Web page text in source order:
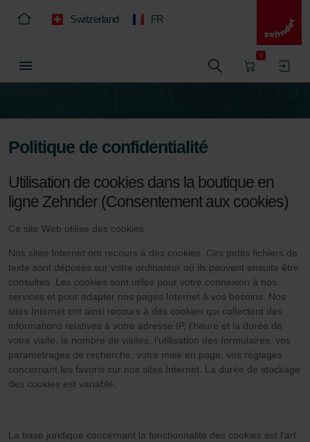
Switzerland FR
0
Politique de confidentialité
Utilisation de cookies dans la boutique en
ligne Zehnder (Consentement aux cookies)
Ce site Web utilise des cookies.
Nos sites Internet ont recours à des cookies. Ces petits fichiers de
texte sont déposés sur votre ordinateur où ils peuvent ensuite être
consultés. Les cookies sont utiles pour votre connexion à nos
services et pour adapter nos pages Internet à vos besoins. Nos
sites Internet ont ainsi recours à des cookies qui collectent des
informations relatives à votre adresse IP, l’heure et la durée de
votre visite, le nombre de visites, l’utilisation des formulaires, vos
paramétrages de recherche, votre mise en page, vos réglages
concernant les favoris sur nos sites Internet. La durée de stockage
des cookies est variable.
La base juridique concernant la fonctionnalité des cookies est l’art.